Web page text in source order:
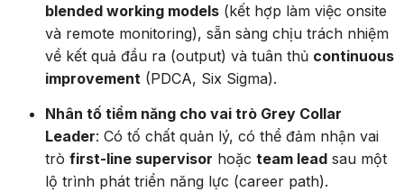
blended working models (kết hợp làm việc onsite
và remote monitoring), sẵn sàng chịu trách nhiệm
về kết quả đầu ra (output) và tuân thủ continuous
improvement (PDCA, Six Sigma).
Nhân tố tiềm năng cho vai trò Grey Collar
Leader: Có tố chất quản lý, có thể đảm nhận vai
trò first-line supervisor hoặc team lead sau một
lộ trình phát triển năng lực (career path).